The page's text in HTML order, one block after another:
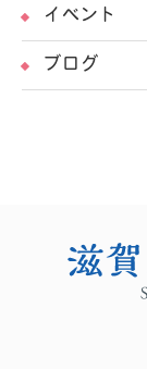
イベント
ブログ